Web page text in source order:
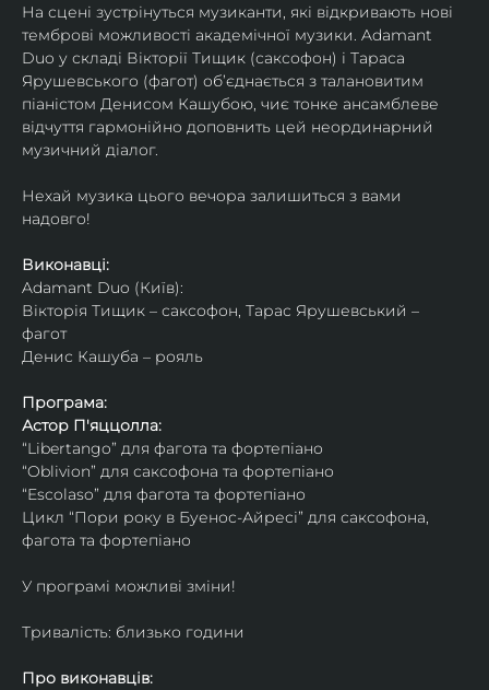
На сцені зустрінуться музиканти, які відкривають нові
темброві можливості академічної музики. Adamant
Duo у складі Вікторії Тищик (саксофон) і Тараса
Ярушевського (фагот) об’єднається з талановитим
піаністом Денисом Кашубою, чиє тонке ансамблеве
відчуття гармонійно доповнить цей неординарний
музичний діалог.
Нехай музика цього вечора залишиться з вами
надовго!
Виконавці:
Adamant Duo (Київ):
Вікторія Тищик – саксофон, Тарас Ярушевський –
фагот
Денис Кашуба – рояль
Програма:
Астор П'яццолла:
“Libertango” для фагота та фортепіано
“Oblivion” для саксофона та фортепіано
“Escolaso” для фагота та фортепіано
Цикл “Пори року в Буенос-Айресі” для саксофона,
фагота та фортепіано
У програмі можливі зміни!
Тривалість: близько години
Про виконавців: